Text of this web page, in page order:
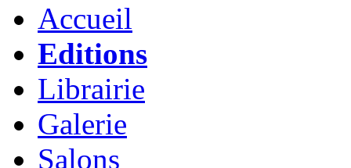
Accueil
Editions
Librairie
Galerie
Salons